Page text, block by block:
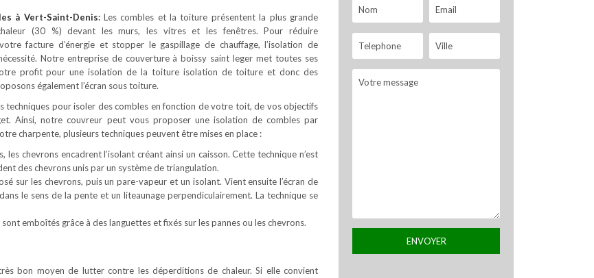
à Vert-Saint-Denis:Les combles et la toiture présentent la plus grande
(30 %) devant les murs, les vitres et les fenêtres. Pour réduire
facture d’énergie et stopper le gaspillage de chauffage, l’isolation de
Notre entreprise de couverture à boissy saint leger met toutes ses
profit pour une isolation de la toiture isolation de toiture et donc des
également l’écran sous toiture.
techniques pour isoler des combles en fonction de votre toit, de vos objectifs
Ainsi, notre couvreur peut vous proposer une isolation de combles par
charpente, plusieurs techniques peuvent être mises en place :
les chevrons encadrent l’isolant créant ainsi un caisson. Cette technique n’est
des chevrons unis par un système de triangulation.
sur les chevrons, puis un pare-vapeur et un isolant. Vient ensuite l’écran de
le sens de la pente et un liteaunage perpendiculairement. La technique se
sont emboîtés grâce à des languettes et fixés sur les pannes ou les chevrons.
bon moyen de lutter contre les déperditions de chaleur. Si elle convient